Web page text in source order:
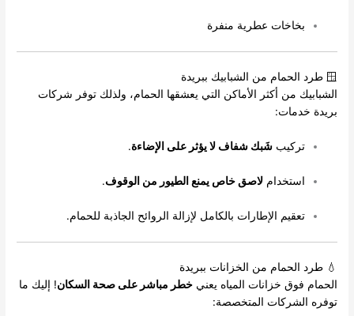
بخاخات عطرية منفرة
🪟 طرد الحمام من الشبابيك ببريدة
الشبابيك من أكثر الأماكن التي يعشقها الحمام، ولذلك توفر شركات
بريدة خدمات:
تركيبشَبك شفاف لا يؤثر على الإضاءة.
استخداملاصق خاص يمنع الطيور من الوقوف.
تعقيم الإطارات بالكامل لإزالة الروائح الجاذبة للحمام.
💧 طرد الحمام من الخزانات ببريدة
الحمام فوق خزانات المياه يعنيخطر مباشر على صحة السكان! إليك ما
توفره الشركات المتخصصة: